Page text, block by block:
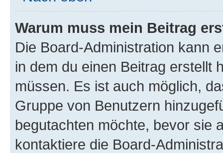
Warum muss mein Beitrag
Die Board-Administration kann
in dem du einen Beitrag erstellt
müssen. Es ist auch möglich,
Gruppe von Benutzern
begutachten möchte, bevor sie
kontaktiere die Board-